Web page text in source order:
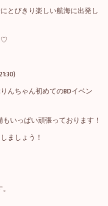
とびきり楽しい航海に出発し
♡
んちゃん初めてのBDイベン
いっぱい頑張っております！
ましょう！